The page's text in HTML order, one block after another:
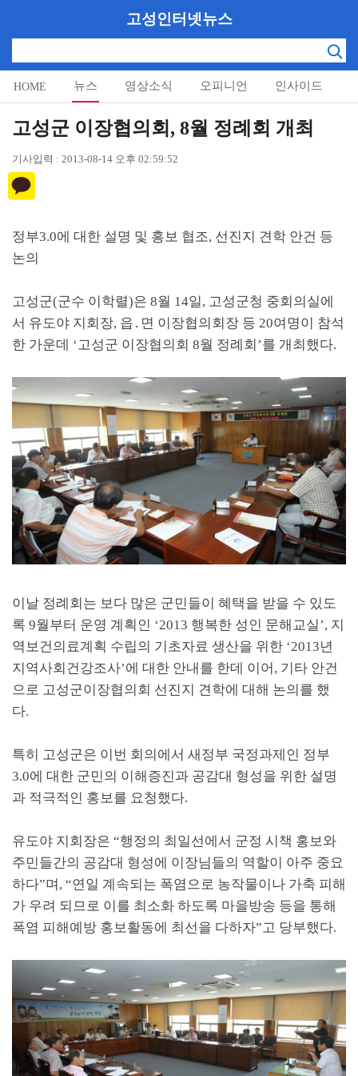
고성인터넷뉴스
HOME 뉴스 영상소식 오피니언 인사이드
알림마당
고성군 이장협의회, 8월 정례회 개최
기사입력 : 2013-08-14 오후 02:59:52
정부3.0에 대한 설명 및 홍보 협조, 선진지 견학 안건 등
논의
고성군(군수 이학렬)은 8월 14일, 고성군청 중회의실에
서 유도야 지회장, 읍 ․ 면 이장협의회장 등 20여명이 참석
한 가운데 ‘고성군 이장협의회 8월 정례회 ’를 개최했다.
이날 정례회는 보다 많은 군민들이 혜택을 받을 수 있도
록 9월부터 운영 계획인 ‘2013 행복한 성인 문해교실’, 지
역보건의료계획 수립의 기초자료 생산을 위한 ‘2013년
지역사회건강조사’에 대한 안내를 한데 이어 , 기타 안건
으로 고성군이장협의회 선진지 견학에 대해 논의를 했
다.
특히 고성군은 이번 회의에서 새정부 국정과제인 정부
3.0에 대한 군민의 이해증진과 공감대 형성을 위한 설명
과 적극적인 홍보를 요청했다.
유도야 지회장은 “행정의 최일선에서 군정 시책 홍보와
주민들간의 공감대 형성에 이장님들의 역할이 아주 중요
하다”며 , “연일 계속되는 폭염으로 농작물이나 가축 피해
가 우려 되므로 이를 최소화 하도록 마을방송 등을 통해
폭염 피해예방 홍보활동에 최선을 다하자”고 당부했다.